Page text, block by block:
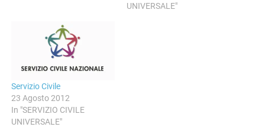
progetti di Servizio Civile
UNIVERSALE"
Servizio Civile
23 Agosto 2012
In "SERVIZIO CIVILE
UNIVERSALE"